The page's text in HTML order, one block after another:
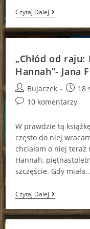
Czytaj Dalej„Problem
Cierpienia”
–
C.
Lewis
„Chłód od
Hannah”- Jana
Post
author:
Bujaczek
Post18
Post10 komentarzy
W prawdzie tą
często do niej
chciałam o niej teraz
Hannah,
szczęście. Gdy miała…
Czytaj Dalej„Chłód
Od
Raju:
Prawdziwa